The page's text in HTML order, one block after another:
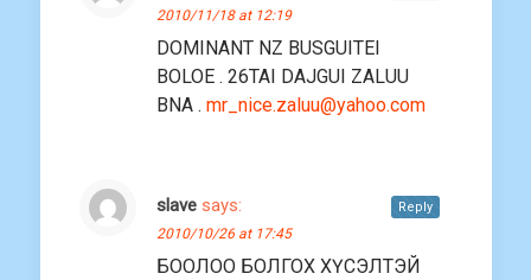
2010/11/18 at 12:19
DOMINANT NZ BUSGUITEI
BOLOE . 26TAI DAJGUI ZALUU
BNA . mr_nice.zaluu@yahoo.com
slave says:
2010/10/26 at 17:45
БООЛОО БОЛГОХ ХҮСЭЛТЭЙ
Reply